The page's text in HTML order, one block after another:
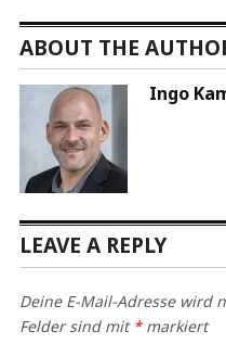
ABOUT THE
Ingo
LEAVE A REPLY
Deine E-Mail-Adresse wird
Felder sind mit *markiert